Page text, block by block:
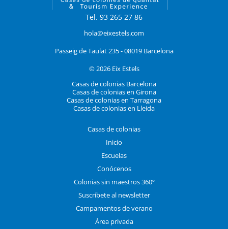
Tel. 93 265 27 86
hola@eixestels.com
Passeig de Taulat 235 - 08019 Barcelona
© 2026 Eix Estels
Casas de colonias Barcelona
Casas de colonias en Girona
Casas de colonias en Tarragona
Casas de colonias en Lleida
Casas de colonias
Inicio
Escuelas
Conócenos
Colonias sin maestros 360º
Suscríbete al newsletter
Campamentos de verano
Área privada